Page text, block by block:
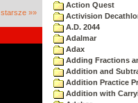
starsze »»
Action Quest
Activision
A.D. 2044
Adalmar
Adax
Adding Fractions
Addition and
Addition Practice
Addition with